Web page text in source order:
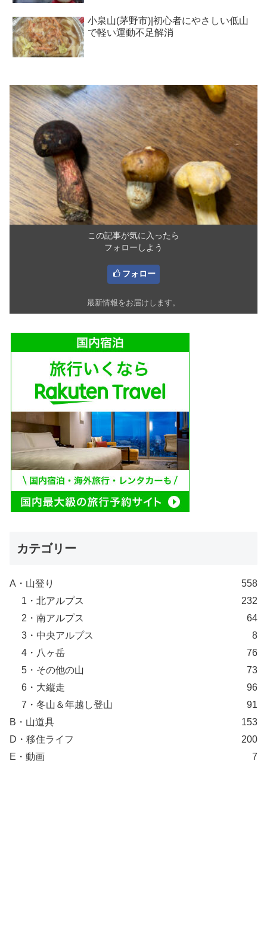
小泉山(茅野市)|初心者にやさしい低山
で軽い運動不足解消
この記事が気に入ったら
フォローしよう
フォロー
最新情報をお届けします。
カテゴリー
A・山登り
558
1・北アルプス
232
2・南アルプス
64
3・中央アルプス
8
4・八ヶ岳
76
5・その他の山
73
6・大縦走
96
7・冬山＆年越し登山
91
B・山道具
153
D・移住ライフ
200
E・動画
7